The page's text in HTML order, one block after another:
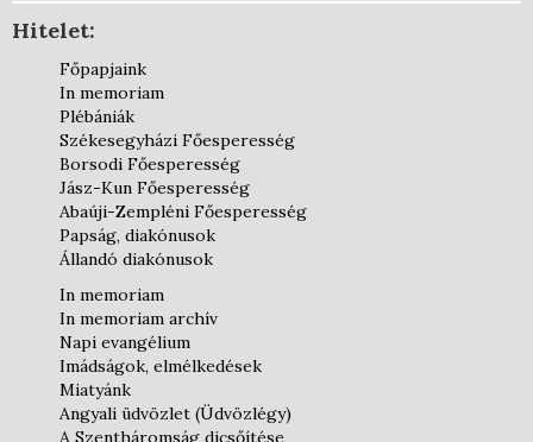
Hitelet:
Főpapjaink
In memoriam
Plébániák
Székesegyházi Főesperesség
Borsodi Főesperesség
Jász-Kun Főesperesség
Abaúji-Zempléni Főesperesség
Papság, diakónusok
Állandó diakónusok
In memoriam
In memoriam archív
Napi evangélium
Imádságok, elmélkedések
Miatyánk
Angyali üdvözlet (Üdvözlégy)
A Szentháromság dicsőítése